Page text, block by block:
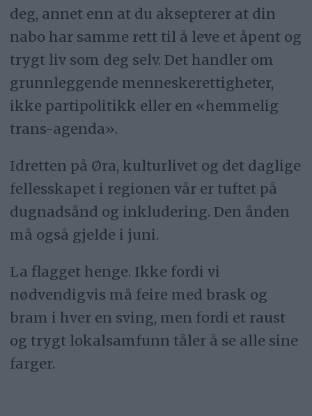
deg, annet enn at du aksepterer at din
nabo har samme rett til å leve et åpent og
trygt liv som deg selv. Det handler om
grunnleggende menneskerettigheter,
ikke partipolitikk eller en «hemmelig
trans-agenda».
Idretten på Øra, kulturlivet og det daglige
fellesskapet i regionen vår er tuftet på
dugnadsånd og inkludering. Den ånden
må også gjelde i juni.
La flagget henge. Ikke fordi vi
nødvendigvis må feire med brask og
bram i hver en sving, men fordi et raust
og trygt lokalsamfunn tåler å se alle sine
farger.